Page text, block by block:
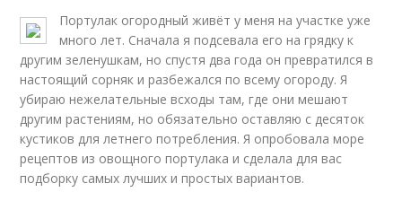
Портулак огородный живёт у меня на участке уже
много лет. Сначала я подсевала его на грядку к
другим зеленушкам, но спустя два года он превратился в
настоящий сорняк и разбежался по всему огороду. Я
убираю нежелательные всходы там, где они мешают
другим растениям, но обязательно оставляю с десяток
кустиков для летнего потребления. Я опробовала море
рецептов из овощного портулака и сделала для вас
подборку самых лучших и простых вариантов.